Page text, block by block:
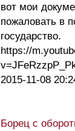
вот мои
пожаловать в
государство.
https://
2015-11-08
Борец с